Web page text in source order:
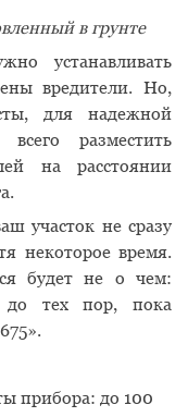
в грунте
устанавливать
вредители. Но,
для надежной
разместить
на расстоянии
участок не сразу
некоторое время.
будет не о чем:
до тех пор, пока
прибора: до 100